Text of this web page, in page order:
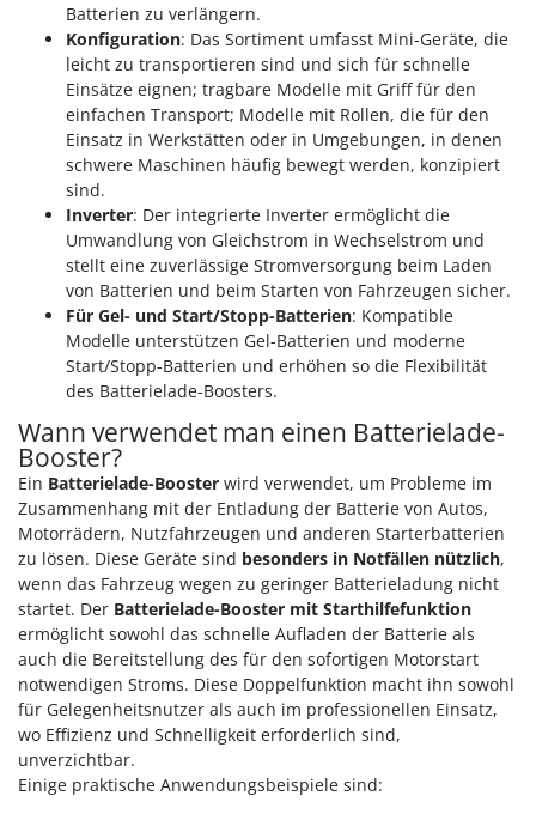
Batterien zu verlängern.
Konfiguration: Das Sortiment umfasst Mini-Geräte, die
leicht zu transportieren sind und sich für schnelle
Einsätze eignen; tragbare Modelle mit Griff für den
einfachen Transport; Modelle mit Rollen, die für den
Einsatz in Werkstätten oder in Umgebungen, in denen
schwere Maschinen häufig bewegt werden, konzipiert
sind.
Inverter: Der integrierte Inverter ermöglicht die
Umwandlung von Gleichstrom in Wechselstrom und
stellt eine zuverlässige Stromversorgung beim Laden
von Batterien und beim Starten von Fahrzeugen sicher.
Für Gel- und Start/Stopp-Batterien: Kompatible
Modelle unterstützen Gel-Batterien und moderne
Start/Stopp-Batterien und erhöhen so die Flexibilität
des Batterielade-Boosters.
Wann verwendet man einen Batterielade-
Booster?
Ein Batterielade-Booster wird verwendet, um Probleme im
Zusammenhang mit der Entladung der Batterie von Autos,
Motorrädern, Nutzfahrzeugen und anderen Starterbatterien
zu lösen. Diese Geräte sind besonders in Notfällen nützlich,
wenn das Fahrzeug wegen zu geringer Batterieladung nicht
startet. Der Batterielade-Booster mit Starthilfefunktion
ermöglicht sowohl das schnelle Aufladen der Batterie als
auch die Bereitstellung des für den sofortigen Motorstart
notwendigen Stroms. Diese Doppelfunktion macht ihn sowohl
für Gelegenheitsnutzer als auch im professionellen Einsatz,
wo Effizienz und Schnelligkeit erforderlich sind,
unverzichtbar.
Einige praktische Anwendungsbeispiele sind: